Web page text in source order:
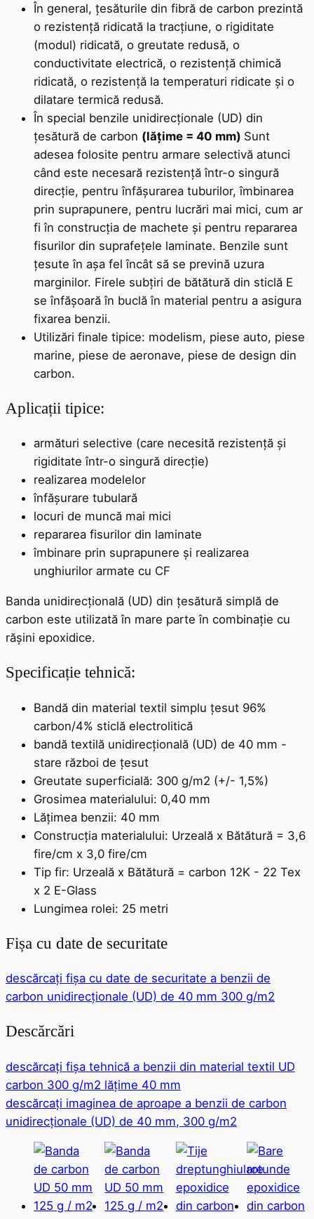
m2
hoeveelheid
În general, țesăturile din fibră de carbon prezintă
o rezistență ridicată la tracțiune, o rigiditate
(modul) ridicată, o greutate redusă, o
conductivitate electrică, o rezistență chimică
ridicată, o rezistență la temperaturi ridicate și o
dilatare termică redusă.
În special benzile unidirecționale (UD) din
țesătură de carbon (lățime = 40 mm) Sunt
adesea folosite pentru armare selectivă atunci
când este necesară rezistență într-o singură
direcție, pentru înfășurarea tuburilor, îmbinarea
prin suprapunere, pentru lucrări mai mici, cum ar
fi în construcția de machete și pentru repararea
fisurilor din suprafețele laminate. Benzile sunt
țesute în așa fel încât să se prevină uzura
marginilor. Firele subțiri de bătătură din sticlă E
se înfășoară în buclă în material pentru a asigura
fixarea benzii.
Utilizări finale tipice: modelism, piese auto, piese
marine, piese de aeronave, piese de design din
carbon.
Aplicații tipice:
armături selective (care necesită rezistență și
rigiditate într-o singură direcție)
realizarea modelelor
înfășurare tubulară
locuri de muncă mai mici
repararea fisurilor din laminate
îmbinare prin suprapunere și realizarea
unghiurilor armate cu CF
Banda unidirecțională (UD) din țesătură simplă de
carbon este utilizată în mare parte în combinație cu
rășini epoxidice.
Specificație tehnică:
Bandă din material textil simplu țesut 96%
carbon/4% sticlă electrolitică
bandă textilă unidirecțională (UD) de 40 mm -
stare război de țesut
Greutate superficială: 300 g/m2 (+/- 1,5%)
Grosimea materialului: 0,40 mm
Lățimea benzii: 40 mm
Construcția materialului: Urzeală x Bătătură = 3,6
fire/cm x 3,0 fire/cm
Tip fir: Urzeală x Bătătură = carbon 12K - 22 Tex
x 2 E-Glass
Lungimea rolei: 25 metri
Fișa cu date de securitate
descărcați fișa cu date de securitate a benzii de
carbon unidirecționale (UD) de 40 mm 300 g/m2
Descărcări
descărcați fișa tehnică a benzii din material textil UD
carbon 300 g/m2 lățime 40 mm
descărcați imaginea de aproape a benzii de carbon
unidirecționale (UD) de 40 mm, 300 g/m2